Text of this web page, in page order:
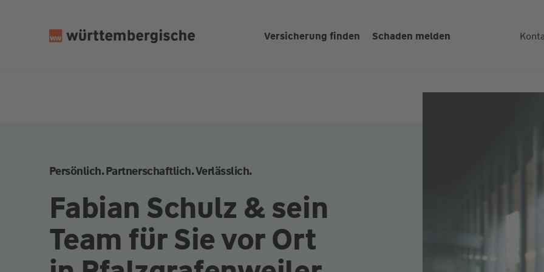
Versicherung finden Schaden melden
Persönlich. Partnerschaftlich. Verlässlich.
Fabian Schulz & sein
Team für Sie vor Ort